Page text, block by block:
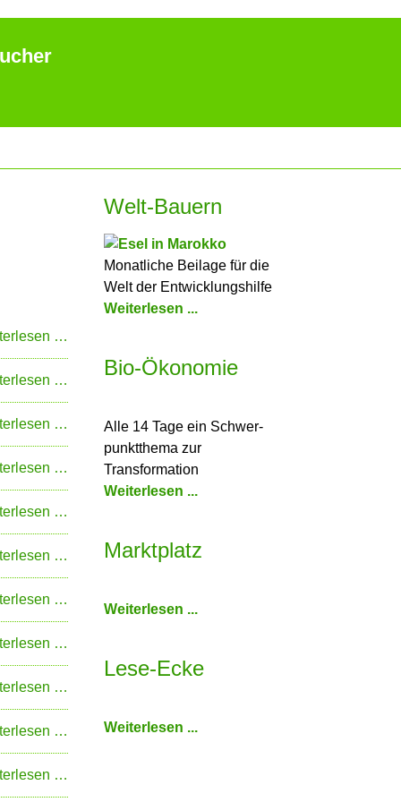
…
Weinbau
… „Theileria“
verkleidet
als
Chromosom
…
statt
Kuhstall
… Schafft
Indien
grüne
Revolution?
…
-
Amadea
-
verhindern
… Welttollwuttag
…
mit
…
erneut
Sinkflug
…
von
Deponiefläche
…
der
in
…
im
Welt-Bauern
Monatliche Beilage für die
Welt der Entwicklungshilfe
Weiterlesen ...
Bio-Ökonomie
Alle 14 Tage ein Schwer­
punkt­thema zur
Transformation
Weiterlesen ...
Marktplatz
Weiterlesen ...
Lese-Ecke
Weiterlesen ...